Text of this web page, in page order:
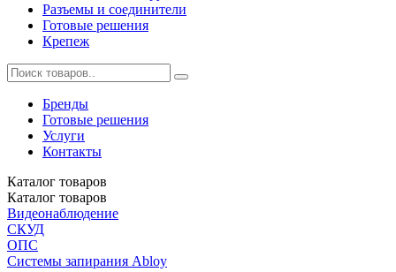
Разъемы и соединители
Готовые решения
Крепеж
Бренды
Готовые решения
Услуги
Контакты
Каталог товаров
Каталог товаров
Видеонаблюдение
СКУД
ОПС
Системы запирания Abloy